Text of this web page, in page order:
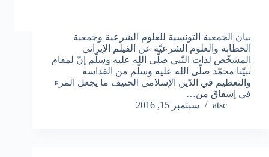
بيان الجمعية التونسية للعلوم الشرعية وجمعية
الخطابة والعلوم الشرعيّة عن الفيلم الإيراني
المشخّص لذات النّبي صلّى الله عليه وسلّم إنّ لمقام
نبيّنا محمّد صلّى الله عليه وسلّم من القداسة
والتعظيم في الدّين الإسلامي الحنيف ما يجعل المرء
في إشفاق من…
atsc
سبتمبر 15, 2016